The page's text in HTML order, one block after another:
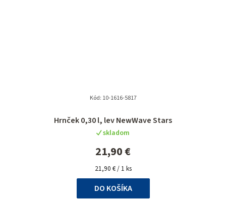
Hrnček 0,30 l, lev NewWave Stars
skladom
21,90 €
Jednotková
cena:
21,90 € / 1 ks
DO KOŠÍKA
Kód: 10-1616-5817